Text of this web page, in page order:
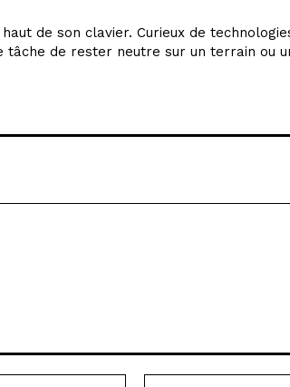
de son clavier. Curieux de
tâche de rester neutre sur un terrain ou